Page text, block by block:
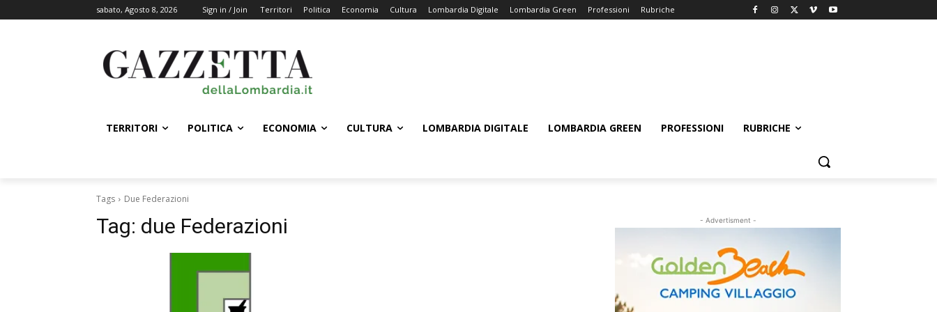
sabato, Agosto 8, 2026 Sign in / Join Territori Politica Economia Cultura Lombardia Digitale Lombardia Green Professioni Rubriche
TERRITORI POLITICA ECONOMIA CULTURA LOMBARDIA DIGITALE LOMBARDIA GREEN PROFESSIONI RUBRICHE
Tags Due Federazioni
Tag: due Federazioni - Advertisment -